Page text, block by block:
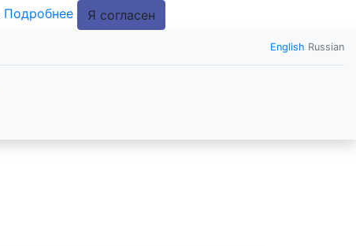
Подробнее Я согласен
English Russian